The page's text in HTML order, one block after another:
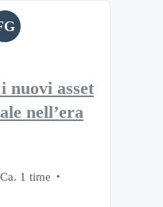
FG
nuovi asset
nell’era
Ca. 1 time